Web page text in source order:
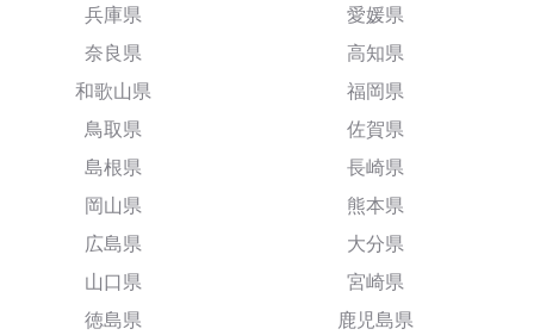
兵庫県
奈良県
和歌山県
鳥取県
島根県
岡山県
広島県
山口県
徳島県
愛媛県
高知県
福岡県
佐賀県
長崎県
熊本県
大分県
宮崎県
鹿児島県